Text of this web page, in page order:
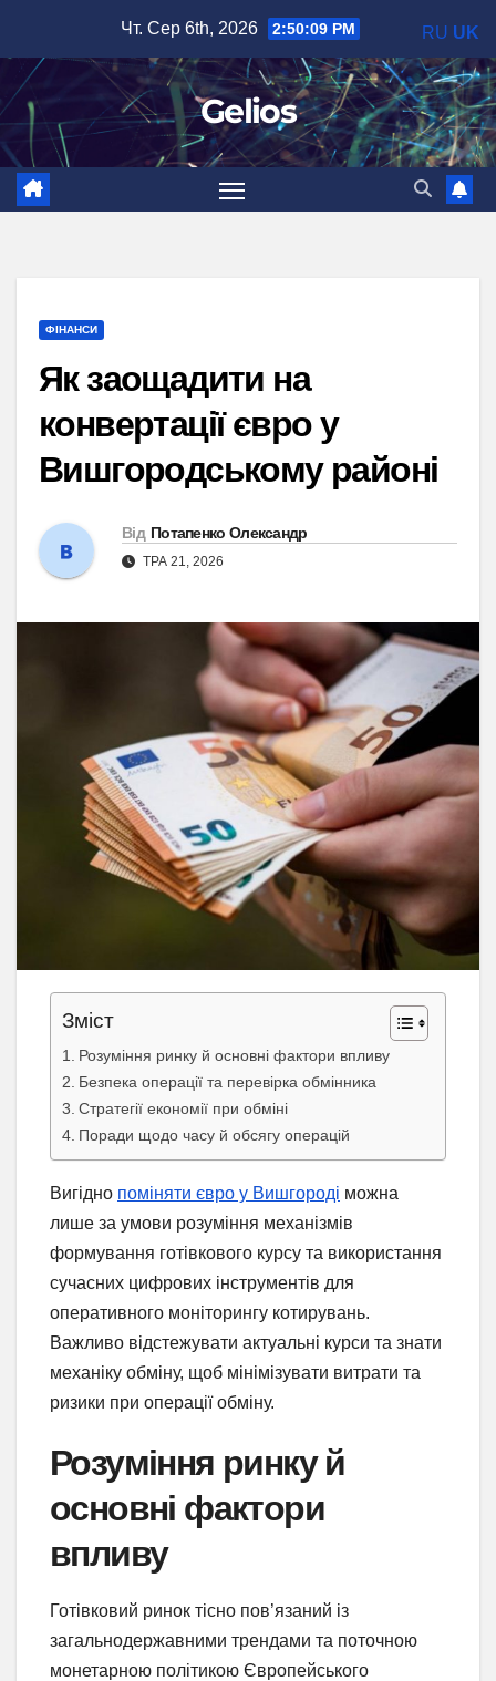
вмісту
Чт. Сер 6th, 2026 2:50:10 PM
Gelios
ФІНАНСИ
Як заощадити на
конвертації євро у
Вишгородському районі
Від Потапенко Олександр
ТРА 21, 2026
Зміст
Розуміння ринку й основні фактори впливу
Безпека операції та перевірка обмінника
Стратегії економії при обміні
Поради щодо часу й обсягу операцій
Вигідно поміняти євро у Вишгороді можна
лише за умови розуміння механізмів
формування готівкового курсу та використання
сучасних цифрових інструментів для
оперативного моніторингу котирувань.
Важливо відстежувати актуальні курси та знати
механіку обміну, щоб мінімізувати витрати та
ризики при операції обміну.
Розуміння ринку й
основні фактори
впливу
Готівковий ринок тісно пов’язаний із
загальнодержавними трендами та поточною
монетарною політикою Європейського
RU UK